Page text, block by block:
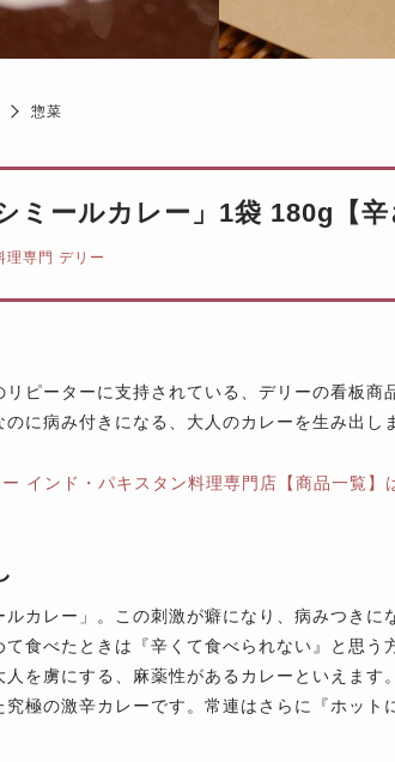
惣菜
ミールカレー」1袋 180g
理専門 デリー
ピーターに支持されている、デリーの看板商
のに病み付きになる、大人のカレーを生み出
インド・パキスタン料理専門店【商品一覧】
ルカレー」。この刺激が癖になり、病みつき
て食べたときは『辛くて食べられない』と思
人を虜にする、麻薬性があるカレーといえま
極の激辛カレーです。常連はさらに『ホット